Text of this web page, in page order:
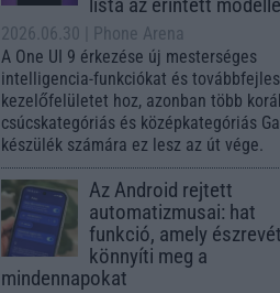
2026.06.30
| Phone Arena
A One UI 9 érkezése új mesterséges
intelligencia-funkciókat és
kezelőfelületet hoz, azonban több
csúcskategóriás és középkategóriás
készülék számára ez lesz az út vége.
Az Android rejtett
automatizmusai: hat
funkció, amely
könnyíti meg a
mindennapokat